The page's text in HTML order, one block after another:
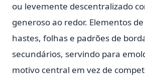
ou levemente descentralizado
generoso ao redor. Elementos
hastes, folhas e padrões de
secundários, servindo para
motivo central em vez de